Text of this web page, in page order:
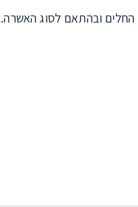
החלים ובהתאם לסוג האשרה.